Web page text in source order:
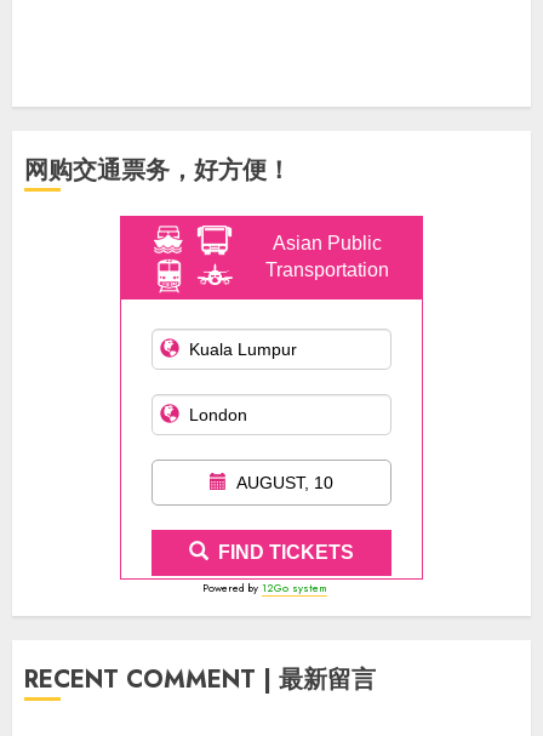
网购交通票务，好方便！
Asian Public
Transportation
AUGUST, 10
FIND TICKETS
Powered by 12Go system
RECENT COMMENT | 最新留言